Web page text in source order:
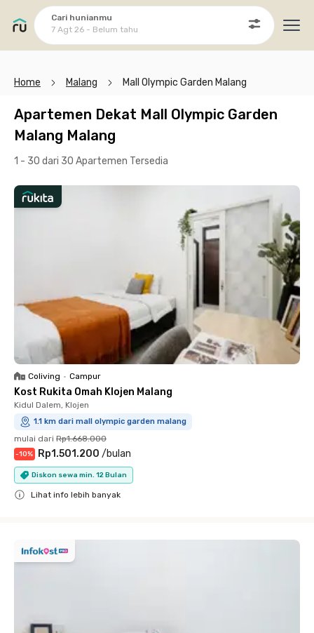
Cari hunianmu
7 Agt 26 - Belum tahu
Home Malang Mall Olympic Garden Malang
Apartemen Dekat Mall Olympic Garden
Malang Malang
1 - 30 dari 30 Apartemen Tersedia
Coliving • Campur
Kost Rukita Omah Klojen Malang
Kidul Dalem, Klojen
1.1 km dari mall olympic garden malang
mulai dari Rp1.668.000
-10% Rp1.501.200 /bulan
Diskon sewa min. 12 Bulan
Lihat info lebih banyak